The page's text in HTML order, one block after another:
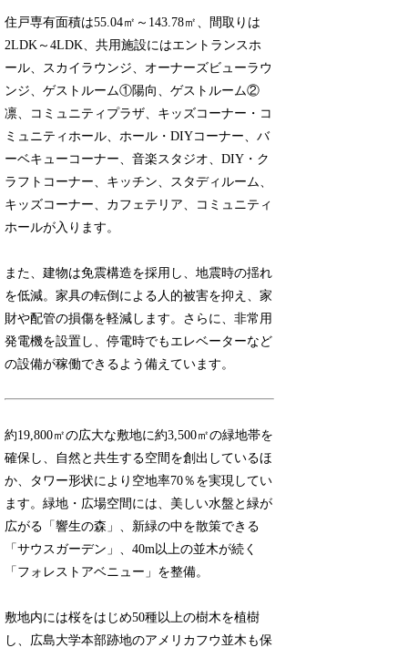
住戸専有面積は55.04㎡～143.78㎡、間取りは
2LDK～4LDK、共用施設にはエントランスホ
ール、スカイラウンジ、オーナーズビューラウ
ンジ、ゲストルーム①陽向、ゲストルーム②
凛、コミュニティプラザ、キッズコーナー・コ
ミュニティホール、ホール・DIYコーナー、バ
ーベキューコーナー、音楽スタジオ、DIY・ク
ラフトコーナー、キッチン、スタディルーム、
キッズコーナー、カフェテリア、コミュニティ
ホールが入ります。
また、建物は免震構造を採用し、地震時の揺れ
を低減。家具の転倒による人的被害を抑え、家
財や配管の損傷を軽減します。さらに、非常用
発電機を設置し、停電時でもエレベーターなど
の設備が稼働できるよう備えています。
約19,800㎡の広大な敷地に約3,500㎡の緑地帯を
確保し、自然と共生する空間を創出しているほ
か、タワー形状により空地率70％を実現してい
ます。緑地・広場空間には、美しい水盤と緑が
広がる「響生の森」、新緑の中を散策できる
「サウスガーデン」、40m以上の並木が続く
「フォレストアベニュー」を整備。
敷地内には桜をはじめ50種以上の樹木を植樹
し、広島大学本部跡地のアメリカフウ並木も保